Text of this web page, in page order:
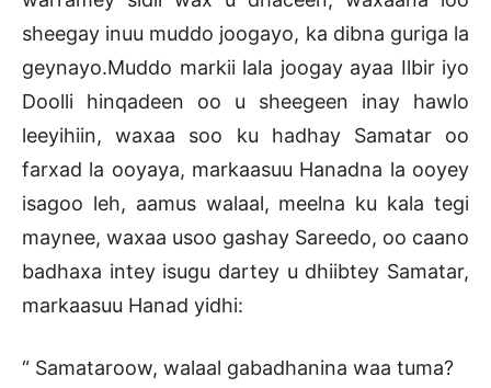
sheegay inuu muddo joogayo, ka dibna guriga la
geynayo.Muddo markii lala joogay ayaa Ilbir iyo
Doolli hinqadeen oo u sheegeen inay hawlo
leeyihiin, waxaa soo ku hadhay Samatar oo
farxad la ooyaya, markaasuu Hanadna la ooyey
isagoo leh, aamus walaal, meelna ku kala tegi
maynee, waxaa usoo gashay Sareedo, oo caano
badhaxa intey isugu dartey u dhiibtey Samatar,
markaasuu Hanad yidhi:
“ Samataroow, walaal gabadhanina waa tuma?